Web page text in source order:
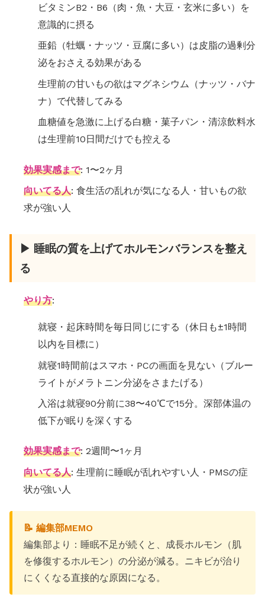
ビタミンB2・B6（肉・魚・大豆・玄米に多い）を
意識的に摂る
亜鉛（牡蠣・ナッツ・豆腐に多い）は皮脂の過剰分
泌をおさえる効果がある
生理前の甘いもの欲はマグネシウム（ナッツ・バナ
ナ）で代替してみる
血糖値を急激に上げる白糖・菓子パン・清涼飲料水
は生理前10日間だけでも控える
効果実感まで: 1〜2ヶ月
向いてる人: 食生活の乱れが気になる人・甘いもの欲
求が強い人
▶ 睡眠の質を上げてホルモンバランスを整え
る
やり方:
就寝・起床時間を毎日同じにする（休日も±1時間
以内を目標に）
就寝1時間前はスマホ・PCの画面を見ない（ブルー
ライトがメラトニン分泌をさまたげる）
入浴は就寝90分前に38〜40℃で15分。深部体温の
低下が眠りを深くする
効果実感まで: 2週間〜1ヶ月
向いてる人: 生理前に睡眠が乱れやすい人・PMSの症
状が強い人
📝 編集部MEMO
編集部より：睡眠不足が続くと、成長ホルモン（肌
を修復するホルモン）の分泌が減る。ニキビが治り
にくくなる直接的な原因になる。